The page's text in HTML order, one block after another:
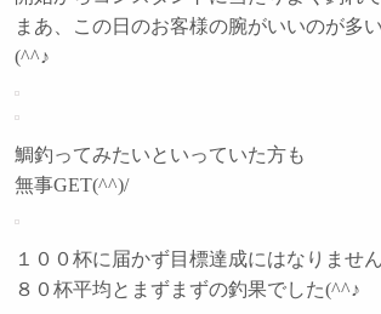
まあ、この日のお客様の腕がいいのが多
(^^♪
鯛釣ってみたいといっていた方も
無事GET(^^)/
１００杯に届かず目標達成にはなりませ
８０杯平均とまずまずの釣果でした(^^♪